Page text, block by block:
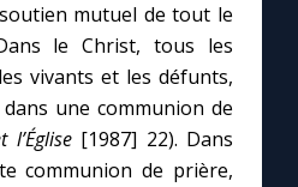
soutien mutuel de tout le
le Christ, tous les
vivants et les défunts,
une communion de
[1987] 22). Dans
communion de prière,